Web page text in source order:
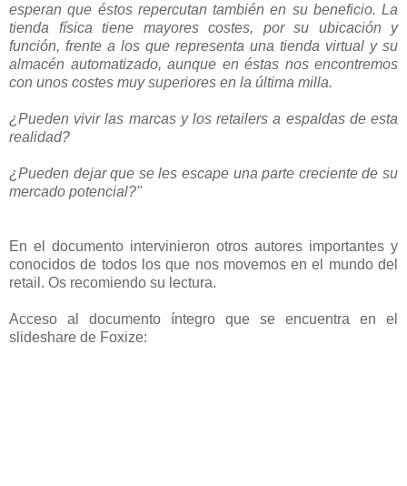
esperan que éstos repercutan también en su beneficio. La
tienda física tiene mayores costes, por su ubicación y
función, frente a los que representa una tienda virtual y su
almacén automatizado, aunque en éstas nos encontremos
con unos costes muy superiores en la última milla.
¿Pueden vivir las marcas y los retailers a espaldas de esta
realidad?
¿Pueden dejar que se les escape una parte creciente de su
mercado potencial?"
En el documento intervinieron otros autores importantes y
conocidos de todos los que nos movemos en el mundo del
retail. Os recomiendo su lectura.
Acceso al documento íntegro que se encuentra en el
slideshare de Foxize: